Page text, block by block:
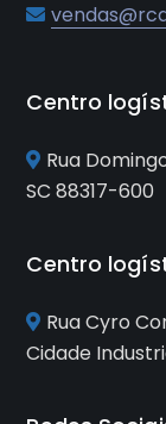
Centro
Rua
SC 88317-600
Centro
Rua Cyro
Cidade